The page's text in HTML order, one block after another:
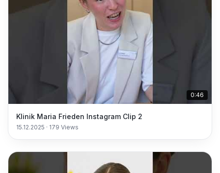
0:46
Klinik Maria Frieden Instagram Clip 2
15.12.2025 · 179 Views